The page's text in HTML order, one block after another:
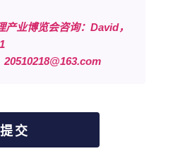
业博览会咨询：David，
20510218@163.com
提交